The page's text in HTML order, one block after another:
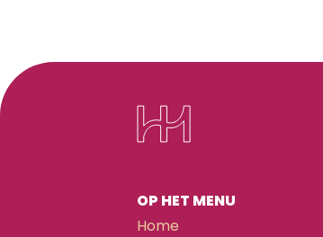
OP HET MENU
Home